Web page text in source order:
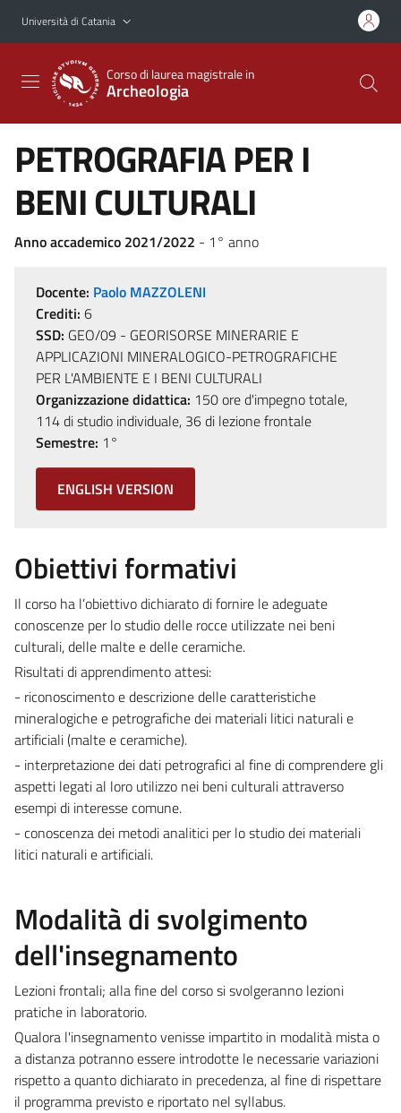
Vai al contenuto principale
Vai al menu di navigazione
Università di Catania
Corso di laurea magistrale in
Archeologia
PETROGRAFIA PER I
BENI CULTURALI
Anno accademico 2021/2022 - 1° anno
Docente: Paolo MAZZOLENI
Crediti: 6
SSD: GEO/09 - GEORISORSE MINERARIE E
APPLICAZIONI MINERALOGICO-PETROGRAFICHE
PER L'AMBIENTE E I BENI CULTURALI
Organizzazione didattica: 150 ore d'impegno totale,
114 di studio individuale, 36 di lezione frontale
Semestre: 1°
ENGLISH VERSION
Obiettivi formativi
Il corso ha l’obiettivo dichiarato di fornire le adeguate
conoscenze per lo studio delle rocce utilizzate nei beni
culturali, delle malte e delle ceramiche.
Risultati di apprendimento attesi:
- riconoscimento e descrizione delle caratteristiche
mineralogiche e petrografiche dei materiali litici naturali e
artificiali (malte e ceramiche).
- interpretazione dei dati petrografici al fine di comprendere gli
aspetti legati al loro utilizzo nei beni culturali attraverso
esempi di interesse comune.
- conoscenza dei metodi analitici per lo studio dei materiali
litici naturali e artificiali.
Modalità di svolgimento
dell'insegnamento
Lezioni frontali; alla fine del corso si svolgeranno lezioni
pratiche in laboratorio.
Qualora l'insegnamento venisse impartito in modalità mista o
a distanza potranno essere introdotte le necessarie variazioni
rispetto a quanto dichiarato in precedenza, al fine di rispettare
il programma previsto e riportato nel syllabus.